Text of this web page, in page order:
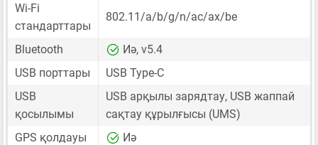
Wi-Fi
стандарттары
802.11/a/b/g/n/ac/ax/be
Bluetooth
Иә, v5.4
USB порттары
USB Type-C
USB
қосылымы
USB арқылы зарядтау, USB жаппай
сақтау құрылғысы (UMS)
GPS қолдауы
Иә